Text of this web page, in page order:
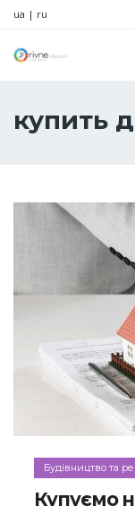
ua | ru
купить
Будівництво та
Купуємо